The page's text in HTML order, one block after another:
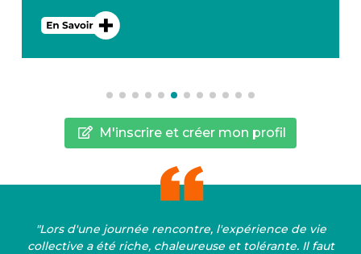
M'inscrire et créer mon profil
"Lors d'une journée rencontre, l'expérience de vie
collective a été riche, chaleureuse et tolérante. Il faut